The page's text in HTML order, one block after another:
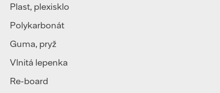
Plast, plexisklo
Polykarbonát
Guma, pryž
Vlnitá lepenka
Re-board